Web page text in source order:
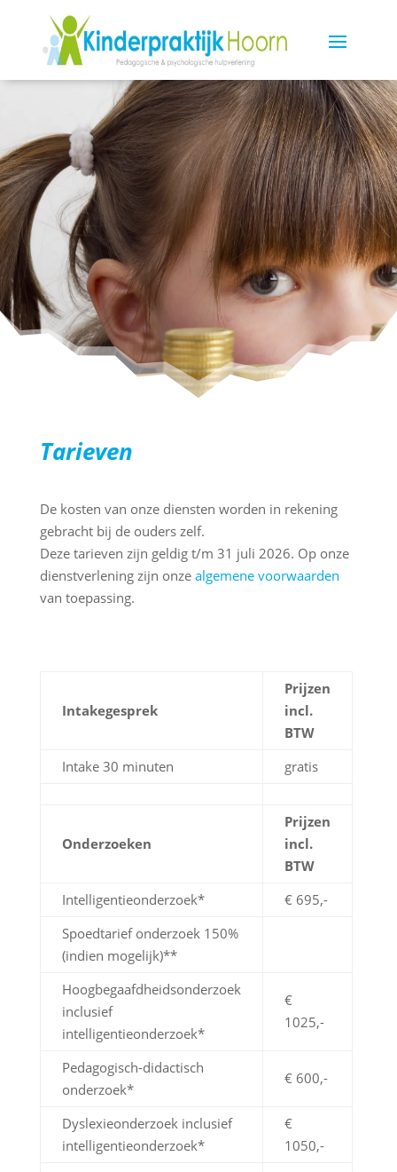
Tarieven
De kosten van onze diensten worden in rekening
gebracht bij de ouders zelf.
Deze tarieven zijn geldig t/m 31 juli 2026. Op onze
dienstverlening zijn onze algemene voorwaarden
van toepassing.
Intakegesprek
Prijzen
incl.
BTW
Intake 30 minuten
gratis
Onderzoeken
Prijzen
incl.
BTW
Intelligentieonderzoek*
€ 695,-
Spoedtarief onderzoek 150%
(indien mogelijk)**
Hoogbegaafdheidsonderzoek
inclusief
intelligentieonderzoek*
€
1025,-
Pedagogisch-didactisch
onderzoek*
€ 600,-
Dyslexieonderzoek inclusief
intelligentieonderzoek*
€
1050,-